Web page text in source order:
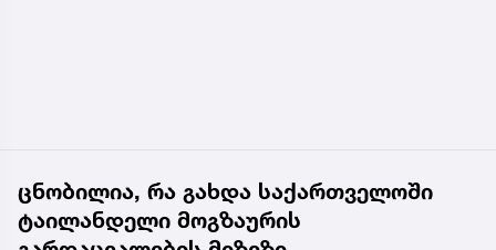
ცნობილია, რა გახდა საქართველოში
ტაილანდელი მოგზაურის